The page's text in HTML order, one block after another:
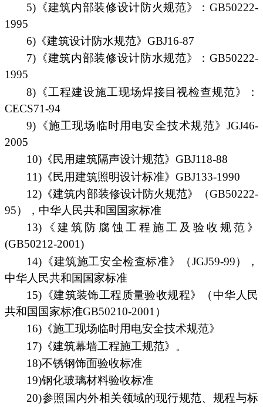
5)《建筑内部装修设计防火规范》：GB50222-
1995
6)《建筑设计防水规范》GBJ16-87
7)《建筑内部装修设计防水规范》：GB50222-
1995
8)《工程建设施工现场焊接目视检查规范》：
CECS71-94
9)《施工现场临时用电安全技术规范》JGJ46-
2005
10)《民用建筑隔声设计规范》GBJ118-88
11)《民用建筑照明设计标准》GBJ133-1990
12)《建筑内部装修设计防火规范》（GB50222-
95），中华人民共和国国家标准
13)《建筑防腐蚀工程施工及验收规范》
(GB50212-2001)
14)《建筑施工安全检查标准》（JGJ59-99），
中华人民共和国国家标准
15)《建筑装饰工程质量验收规程》（中华人民
共和国国家标准GB50210-2001）
16)《施工现场临时用电安全技术规范》
17)《建筑幕墙工程施工规范》。
18)不锈钢饰面验收标准
19)钢化玻璃材料验收标准
20)参照国内外相关领域的现行规范、规程与标